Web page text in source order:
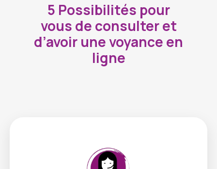
5 Possibilités pour
vous de consulter et
d’avoir une voyance en
ligne